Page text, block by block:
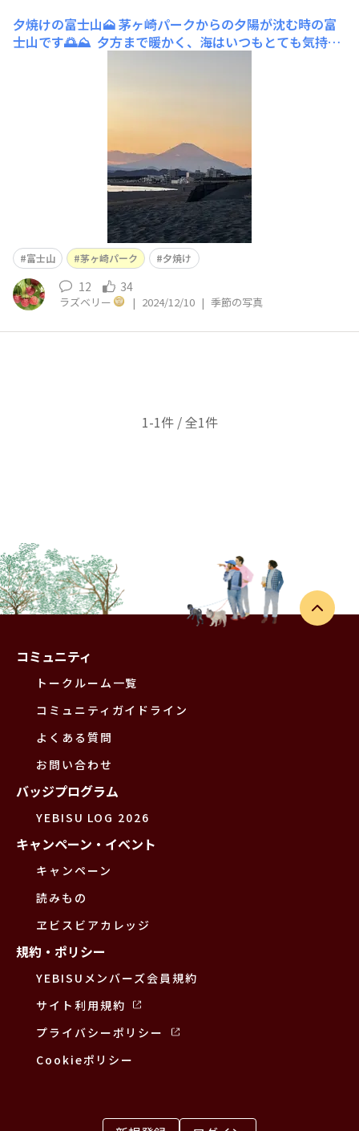
夕焼けの富士山🗻茅ヶ崎パークからの夕陽が沈む時の富
士山です🌅⛰️ 夕方まで暖かく、海はいつもとても気持ち
富士山 茅ヶ崎パーク 夕焼け
12 34
ラズベリー | 2024/12/10 | 季節の写真
1-1件 / 全1件
コミュニティ
トークルーム一覧
コミュニティガイドライン
よくある質問
お問い合わせ
バッジプログラム
YEBISU LOG 2026
キャンペーン・イベント
キャンペーン
読みもの
ヱビスビアカレッジ
規約・ポリシー
YEBISUメンバーズ会員規約
サイト利用規約
プライバシーポリシー
Cookieポリシー